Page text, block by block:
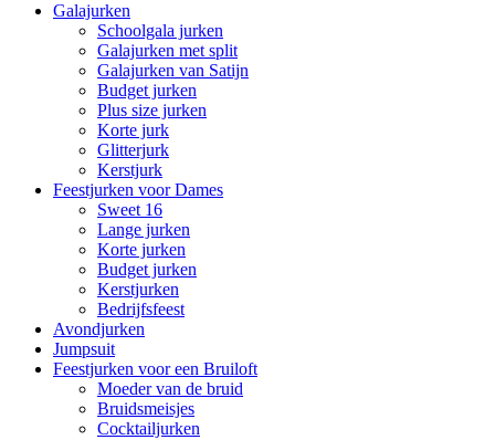
Galajurken
Schoolgala jurken
Galajurken met split
Galajurken van Satijn
Budget jurken
Plus size jurken
Korte jurk
Glitterjurk
Kerstjurk
Feestjurken voor Dames
Sweet 16
Lange jurken
Korte jurken
Budget jurken
Kerstjurken
Bedrijfsfeest
Avondjurken
Jumpsuit
Feestjurken voor een Bruiloft
Moeder van de bruid
Bruidsmeisjes
Cocktailjurken